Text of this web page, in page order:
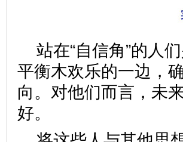
站在“自信角”的人
平衡木欢乐的一边，
向。对他们而言，未
好。